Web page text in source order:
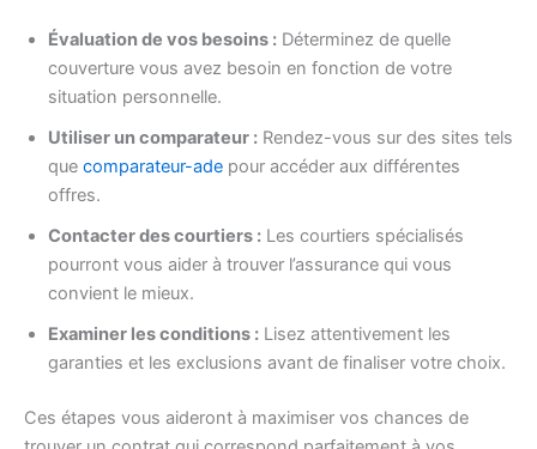
Évaluation de vos besoins : Déterminez de quelle
couverture vous avez besoin en fonction de votre
situation personnelle.
Utiliser un comparateur : Rendez-vous sur des sites tels
que comparateur-ade pour accéder aux différentes
offres.
Contacter des courtiers : Les courtiers spécialisés
pourront vous aider à trouver l’assurance qui vous
convient le mieux.
Examiner les conditions : Lisez attentivement les
garanties et les exclusions avant de finaliser votre choix.
Ces étapes vous aideront à maximiser vos chances de